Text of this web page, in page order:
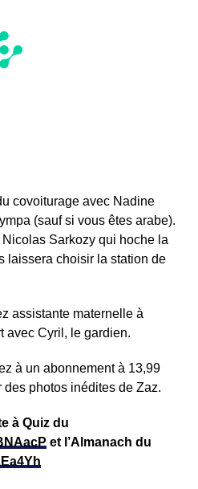
covoiturage avec Nadine
(sauf si vous êtes arabe).
Sarkozy qui hoche la
laissera choisir la station de
assistante maternelle à
avec Cyril, le gardien.
à un abonnement à 13,99
photos inédites de Zaz.
à Quiz du
et l’Almanach du